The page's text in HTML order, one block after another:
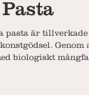
pasta är
biologiskt